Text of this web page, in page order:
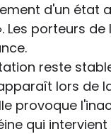
d'un état
Les porteurs
reste
lors de
provoque
qui intervient